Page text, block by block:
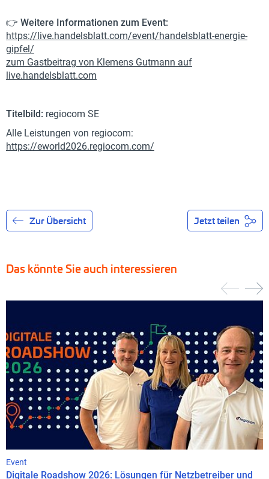
👉 Weitere Informationen zum Event:
https://live.handelsblatt.com/event/handelsblatt-energie-
gipfel/
zum Gastbeitrag von Klemens Gutmann auf
live.handelsblatt.com
Titelbild: regiocom SE
Alle Leistungen von regiocom:
https://eworld2026.regiocom.com/
Zur Übersicht Jetzt teilen
Das könnte Sie auch interessieren
Event
Digitale Roadshow 2026: Lösungen für Netzbetreiber und